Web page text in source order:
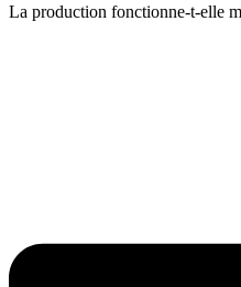
La production fonctionne-t-elle